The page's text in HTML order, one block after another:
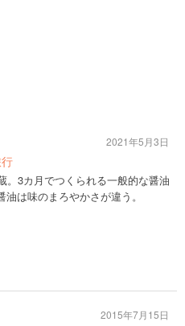
。3カ月でつくられる一般的な醤油
は味のまろやかさが違う。
2021年5月3日
2015年7月15日